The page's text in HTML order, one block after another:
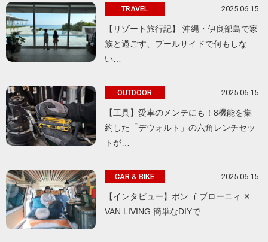
TRAVEL 2025.06.15
【リゾート旅行記】 沖縄・伊良部島で家
族と過ごす、プールサイドで何もしな
い…
OUTDOOR 2025.06.15
【工具】愛車のメンテにも！8機能を集
約した「デウォルト」の六角レンチセッ
トが…
CAR & BIKE 2025.06.15
【インタビュー】ボンゴ ブローニィ ✕
VAN LIVING 簡単なDIYで…